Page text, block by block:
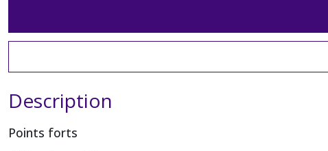
Description
Points forts